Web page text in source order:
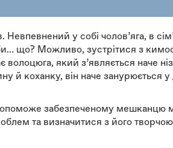
у собі чолов’яга, в
що? Можливо, зустрітися з
який з’являється наче
й коханку, він наче занурюється
забезпеченому мешканцю
та визначитися з його творчою